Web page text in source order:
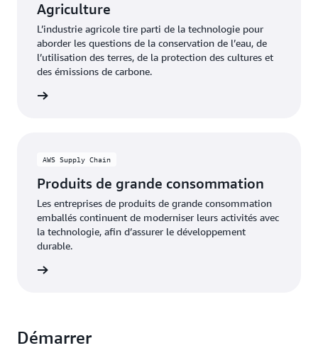
Agriculture
L’industrie agricole tire parti de la technologie pour
aborder les questions de la conservation de l’eau, de
l’utilisation des terres, de la protection des cultures et
des émissions de carbone.
AWS Supply Chain
Produits de grande consommation
Les entreprises de produits de grande consommation
emballés continuent de moderniser leurs activités avec
la technologie, afin d’assurer le développement
durable.
Démarrer